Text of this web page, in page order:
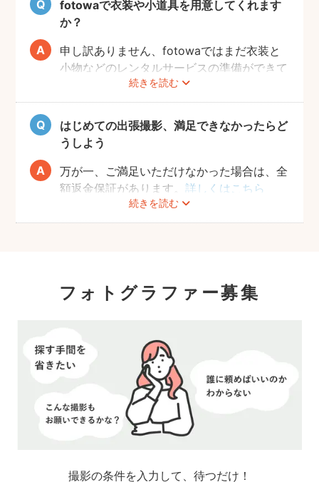
fotowaで衣装や小道具を用意してくれます
か？
続きを読む
申し訳ありません、fotowaではまだ衣装と
小物などのレンタルサービスの準備ができて
おりませんので、お客様ご自身にご用意をお
願いしております。
はじめての出張撮影、満足できなかったらど
うしよう
続きを読む
万が一、ご満足いただけなかった場合は、全
額返金保証があります。詳しくはこちら
フォトグラファー募集
撮影の条件を入力して、待つだけ！